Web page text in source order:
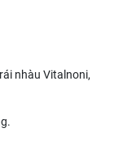
nhàu Vitalnoni,